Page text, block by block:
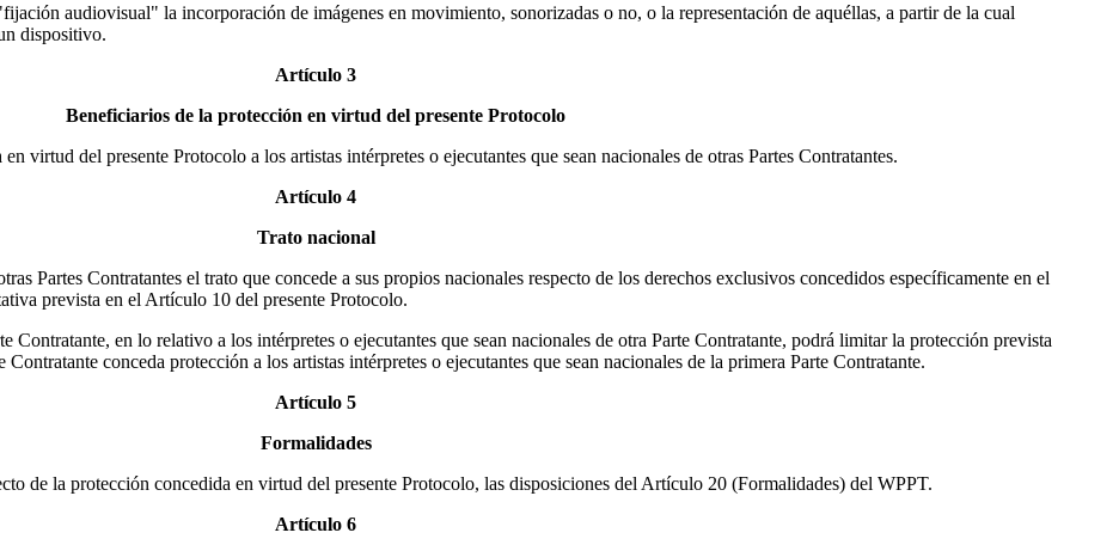
audiovisual" la incorporación de imágenes en movimiento, sonorizadas o no, o la representación de aquéllas, a partir de la cual
dispositivo.
Artículo 3
Beneficiarios de la protección en virtud del presente Protocolo
virtud del presente Protocolo a los artistas intérpretes o ejecutantes que sean nacionales de otras Partes Contratantes.
Artículo 4
Trato nacional
Partes Contratantes el trato que concede a sus propios nacionales respecto de los derechos exclusivos concedidos específicamente en el
prevista en el Artículo 10 del presente Protocolo.
en lo relativo a los intérpretes o ejecutantes que sean nacionales de otra Parte Contratante, podrá limitar la protección prevista
conceda protección a los artistas intérpretes o ejecutantes que sean nacionales de la primera Parte Contratante.
Artículo 5
Formalidades
de la protección concedida en virtud del presente Protocolo, las disposiciones del Artículo 20 (Formalidades) del WPPT.
Artículo 6